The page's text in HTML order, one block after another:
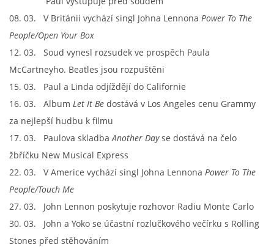
DISKOGRAFIE - SINGLY VÁNOČNÍ
DISKOGRAFIE - SINGLY DALŠÍ
DISKOGRAFIE - EP
DISKOGRAFIE - EP II
DISKOGRAFIE - EP III
DISKOGRAFIE - ALBA ŘADOVÁ
08. 03. V Británii vychází singl Johna Lennona Power To The
People/Open Your Box
12. 03. Soud vynesl rozsudek ve prospěch Paula
McCartneyho. Beatles jsou rozpuštěni
15. 03. Paul a Linda odjíždějí do Californie
16. 03. Album Let It Be dostává v Los Angeles cenu Grammy
za nejlepší hudbu k filmu
17. 03. Paulova skladbaAnother Dayse dostává na čelo
žbříčku New Musical Express
22. 03. V Americe vychází singl Johna Lennona Power To The
People/Touch Me
27. 03. John Lennon poskytuje rozhovor Radiu Monte Carlo
30. 03. John a Yoko se účastní rozlučkového večírku s Rolling
Stones před stěhováním